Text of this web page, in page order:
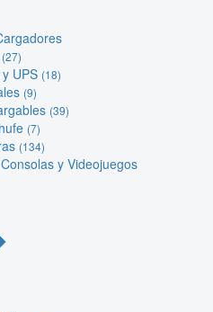
(27)
UPS (18)
(9)
(39)
(7)
(134)
Consolas y Videojuegos